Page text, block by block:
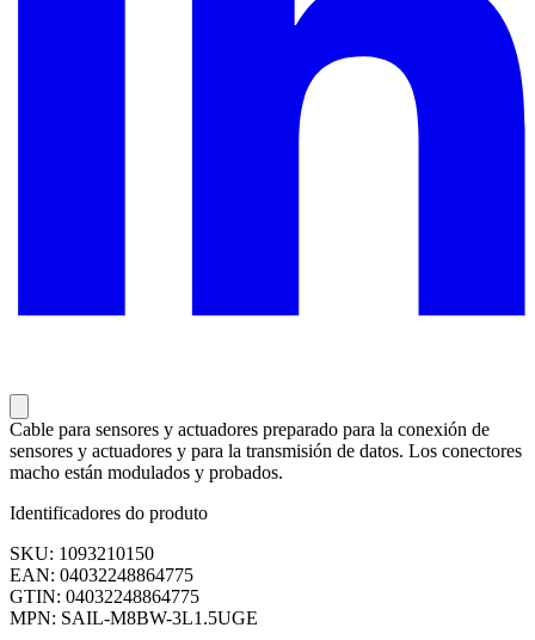
Cable para sensores y actuadores preparado para la conexión de
sensores y actuadores y para la transmisión de datos. Los conectores
macho están modulados y probados.
Identificadores do produto
SKU: 1093210150
EAN: 04032248864775
GTIN: 04032248864775
MPN: SAIL-M8BW-3L1.5UGE